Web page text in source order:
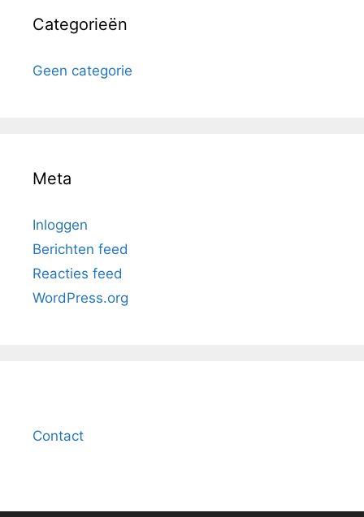
Categorieën
Geen categorie
Meta
Inloggen
Berichten feed
Reacties feed
WordPress.org
Contact